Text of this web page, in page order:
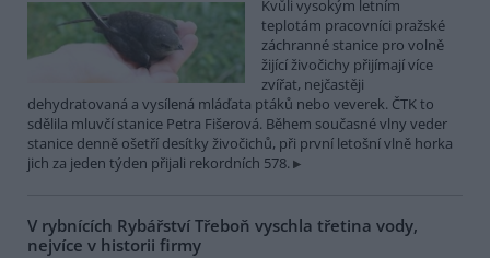
Kvůli vysokým letním
teplotám pracovníci pražské
záchranné stanice pro volně
žijící živočichy přijímají více
zvířat, nejčastěji
dehydratovaná a vysílená mláďata ptáků nebo veverek. ČTK to
sdělila mluvčí stanice Petra Fišerová. Během současné vlny veder
stanice denně ošetří desítky živočichů, při první letošní vlně horka
jich za jeden týden přijali rekordních 578.
V rybnících Rybářství Třeboň vyschla třetina vody,
nejvíce v historii firmy